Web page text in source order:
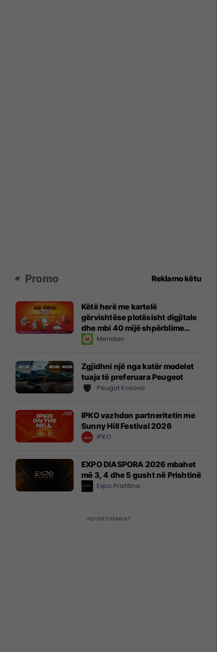
Promo Reklamo këtu
Këtë herë me kartelë
gërvishtëse plotësisht digjitale
dhe mbi 40 mijë shpërblime
instant!Meridian
Zgjidhni një nga katër modelet
tuaja të preferuara Peugeot
Peugot Kosova
IPKO vazhdon partneritetin me
Sunny Hill Festival 2026
IPKO
EXPO DIASPORA 2026 mbahet
më 3, 4 dhe 5 gusht në Prishtinë
Expo Prishtina